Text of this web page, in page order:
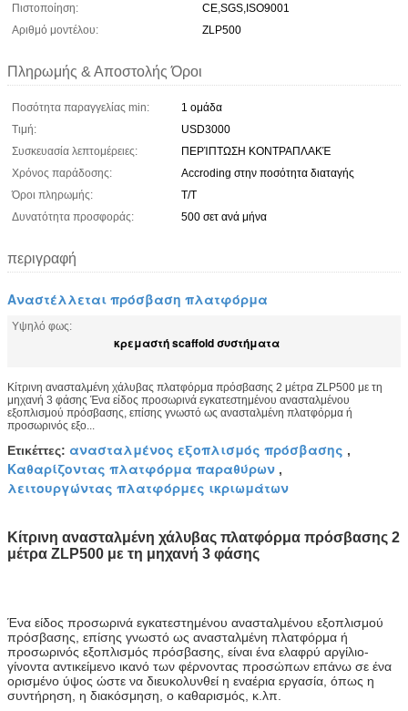
Πιστοποίηση:
CE,SGS,ISO9001
Αριθμό μοντέλου:
ZLP500
Πληρωμής & Αποστολής Όροι
Ποσότητα παραγγελίας min:
1 ομάδα
Τιμή:
USD3000
Συσκευασία λεπτομέρειες:
ΠΕΡΊΠΤΩΣΗ ΚΟΝΤΡΑΠΛΑΚΈ
Χρόνος παράδοσης:
Accroding στην ποσότητα διαταγής
Όροι πληρωμής:
T/T
Δυνατότητα προσφοράς:
500 σετ ανά μήνα
περιγραφή
Αναστέλλεται πρόσβαση πλατφόρμα
Υψηλό φως:
κρεμαστή scaffold συστήματα
Κίτρινη ανασταλμένη χάλυβας πλατφόρμα πρόσβασης 2 μέτρα ZLP500 με τη
μηχανή 3 φάσης Ένα είδος προσωρινά εγκατεστημένου ανασταλμένου
εξοπλισμού πρόσβασης, επίσης γνωστό ως ανασταλμένη πλατφόρμα ή
προσωρινός εξο...
Ετικέττες: ανασταλμένος εξοπλισμός πρόσβασης ,
Καθαρίζοντας πλατφόρμα παραθύρων ,
λειτουργώντας πλατφόρμες ικριωμάτων
Κίτρινη ανασταλμένη χάλυβας πλατφόρμα πρόσβασης 2
μέτρα ZLP500 με τη μηχανή 3 φάσης
Ένα είδος προσωρινά εγκατεστημένου ανασταλμένου εξοπλισμού
πρόσβασης, επίσης γνωστό ως ανασταλμένη πλατφόρμα ή
προσωρινός εξοπλισμός πρόσβασης, είναι ένα ελαφρύ αργίλιο-
γίνοντα αντικείμενο ικανό των φέρνοντας προσώπων επάνω σε ένα
ορισμένο ύψος ώστε να διευκολυνθεί η εναέρια εργασία, όπως η
συντήρηση, η διακόσμηση, ο καθαρισμός, κ.λπ.